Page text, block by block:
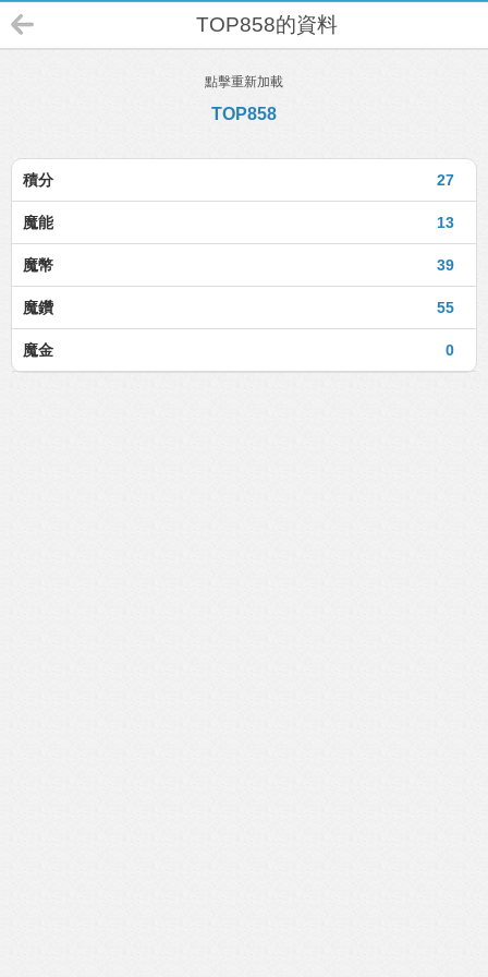
TOP858的資料
點擊重新加載
TOP858
27
積分
13
魔能
39
魔幣
55
魔鑽
0
魔金